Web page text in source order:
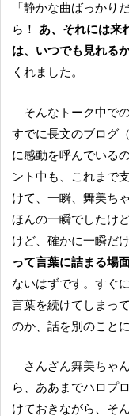
「静かな曲ばっかり
ら！ あ、それには来
は、いつでも見れる
くれました。
そんなトーク中で
すでに長文のブログ
に感動を呼んでいる
ント中も、これまで
けて、一瞬、舞美ち
ほんの一瞬でしたけ
けど、確かに一瞬だけ
って言葉に詰まる場
ないはずです。すぐ
言葉を続けてしまっ
のか、話を別のこと
さんざん舞美ちゃんについての美辞麗句を連ねておきなが
ら、ああまでハロプ
けておきながら、そ